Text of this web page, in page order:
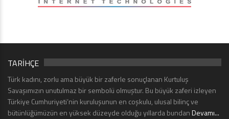
TARİHÇE
Türk kadını, zorlu ama büyük bir zaferle sonuçlanan Kurtuluş
Savaşımızın unutulmaz bir sembolü olmuştur. Bu büyük zaferi izleyen
Türkiye Cumhuriyeti’nin kuruluşunun en coşkulu, ulusal bilinç ve
bütünlüğümüzün en yüksek düzeyde olduğu yıllarda bundanDevamı...